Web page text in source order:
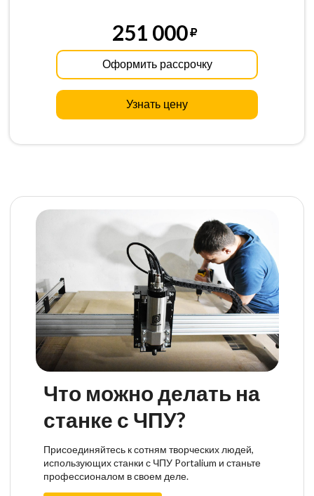
251 000
Оформить рассрочку
Узнать цену
Что можно делать на
станке с ЧПУ?
Присоединяйтесь к сотням творческих людей,
использующих станки с ЧПУ Portalium и станьте
профессионалом в своем деле.